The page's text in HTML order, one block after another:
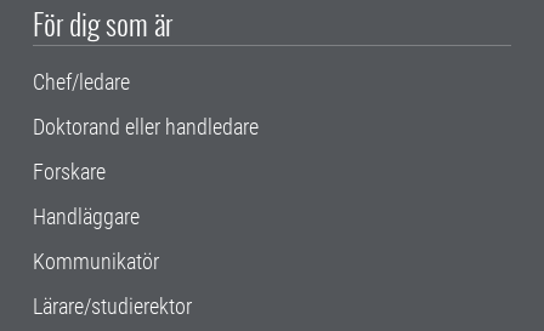
För dig som är
Chef/ledare
Doktorand eller handledare
Forskare
Handläggare
Kommunikatör
Lärare/studierektor